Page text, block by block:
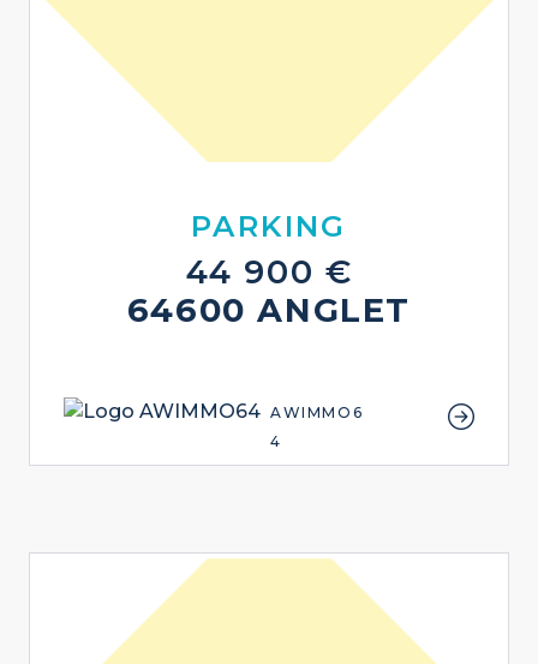
PARKING
44 900 €
64600 ANGLET
AWIMMO6
4